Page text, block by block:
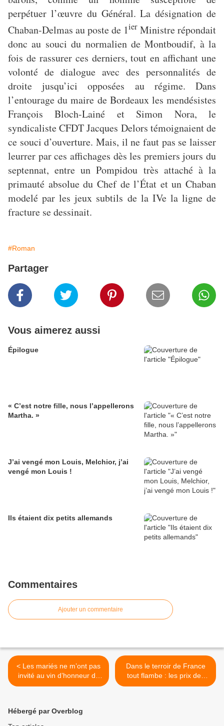
perpétuer l’œuvre du Général. La désignation de
Chaban-Delmas au poste de 1ier Ministre répondait
donc au souci du normalien de Montboudif, à la
fois de rassurer ces derniers, tout en affichant une
volonté de dialogue avec des personnalités de
droite jusqu’ici opposées au régime. Dans
l’entourage du maire de Bordeaux les mendésistes
François Bloch-Lainé et Simon Nora, le
syndicaliste CFDT Jacques Delors témoignaient de
ce souci d’ouverture. Mais, il ne faut pas se laisser
leurrer par ces affichages dès les premiers jours du
septennat, entre un Pompidou très attaché à la
primauté absolue du Chef de l’État et un Chaban
modelé par les jeux subtils de la IVe la ligne de
fracture se dessinait.
#Roman
Partager
Vous aimerez aussi
Épilogue
« C’est notre fille, nous l’appellerons
Martha. »
J’ai vengé mon Louis, Melchior, j’ai
vengé mon Louis !
Ils étaient dix petits allemands
Commentaires
Ajouter un commentaire
< Les mariés ne m’ont pas
invité au vin d’honneur du
mariage des Achards
Dans le terroir de France
tout flambe : les prix des
vignes, le prix des vins,
Hébergé par Overblog